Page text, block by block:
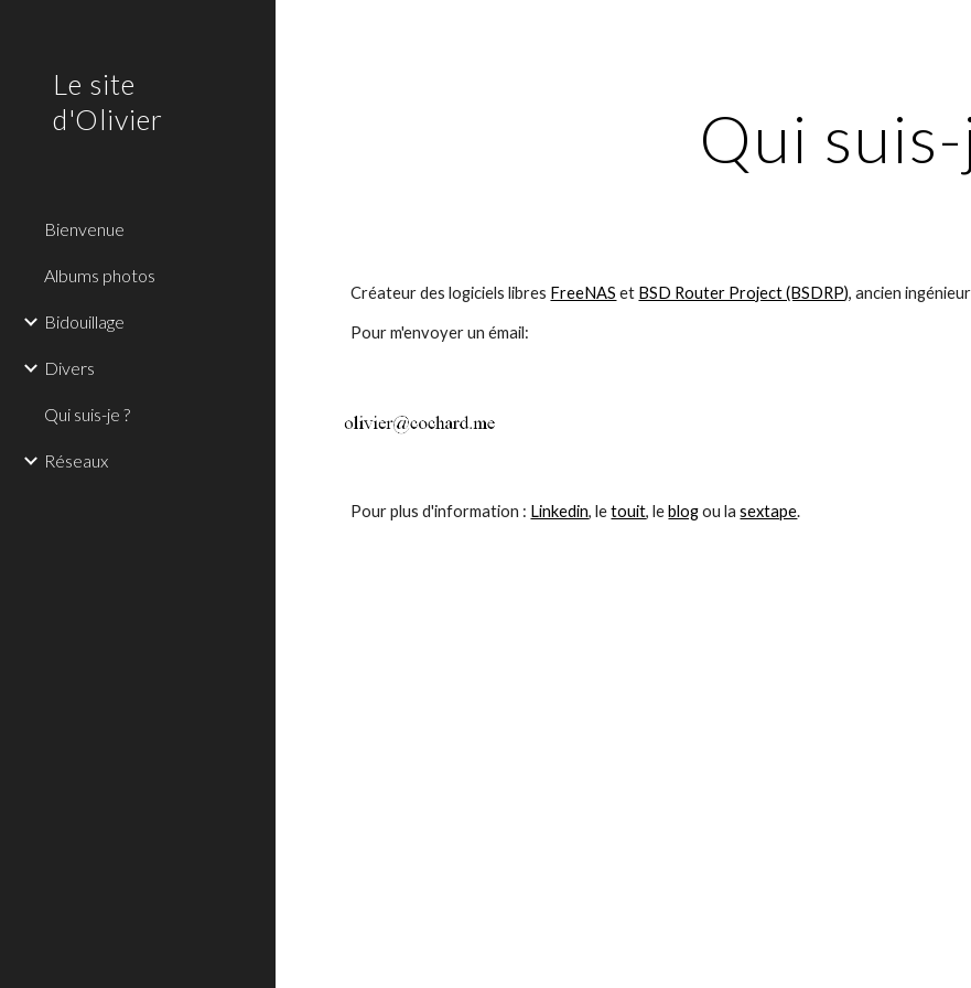
Le site
d'Olivier
Bienvenue
Albums photos
Bidouillage
Divers
Qui suis-je ?
Réseaux
Qui suis-
Créateur des logiciels libres FreeNAS et BSD Router Project (BSDRP), ancien
Pour m'envoyer un émail:
Pour plus d'information : Linkedin, le touit, le blog ou la sextape.